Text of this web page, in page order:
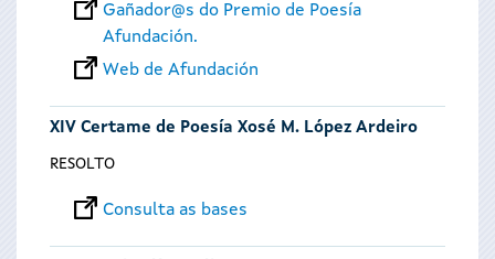
Gañador@s do Premio de Poesía
Afundación.
Web de Afundación
XIV Certame de Poesía Xosé M. López Ardeiro
RESOLTO
Consulta as bases